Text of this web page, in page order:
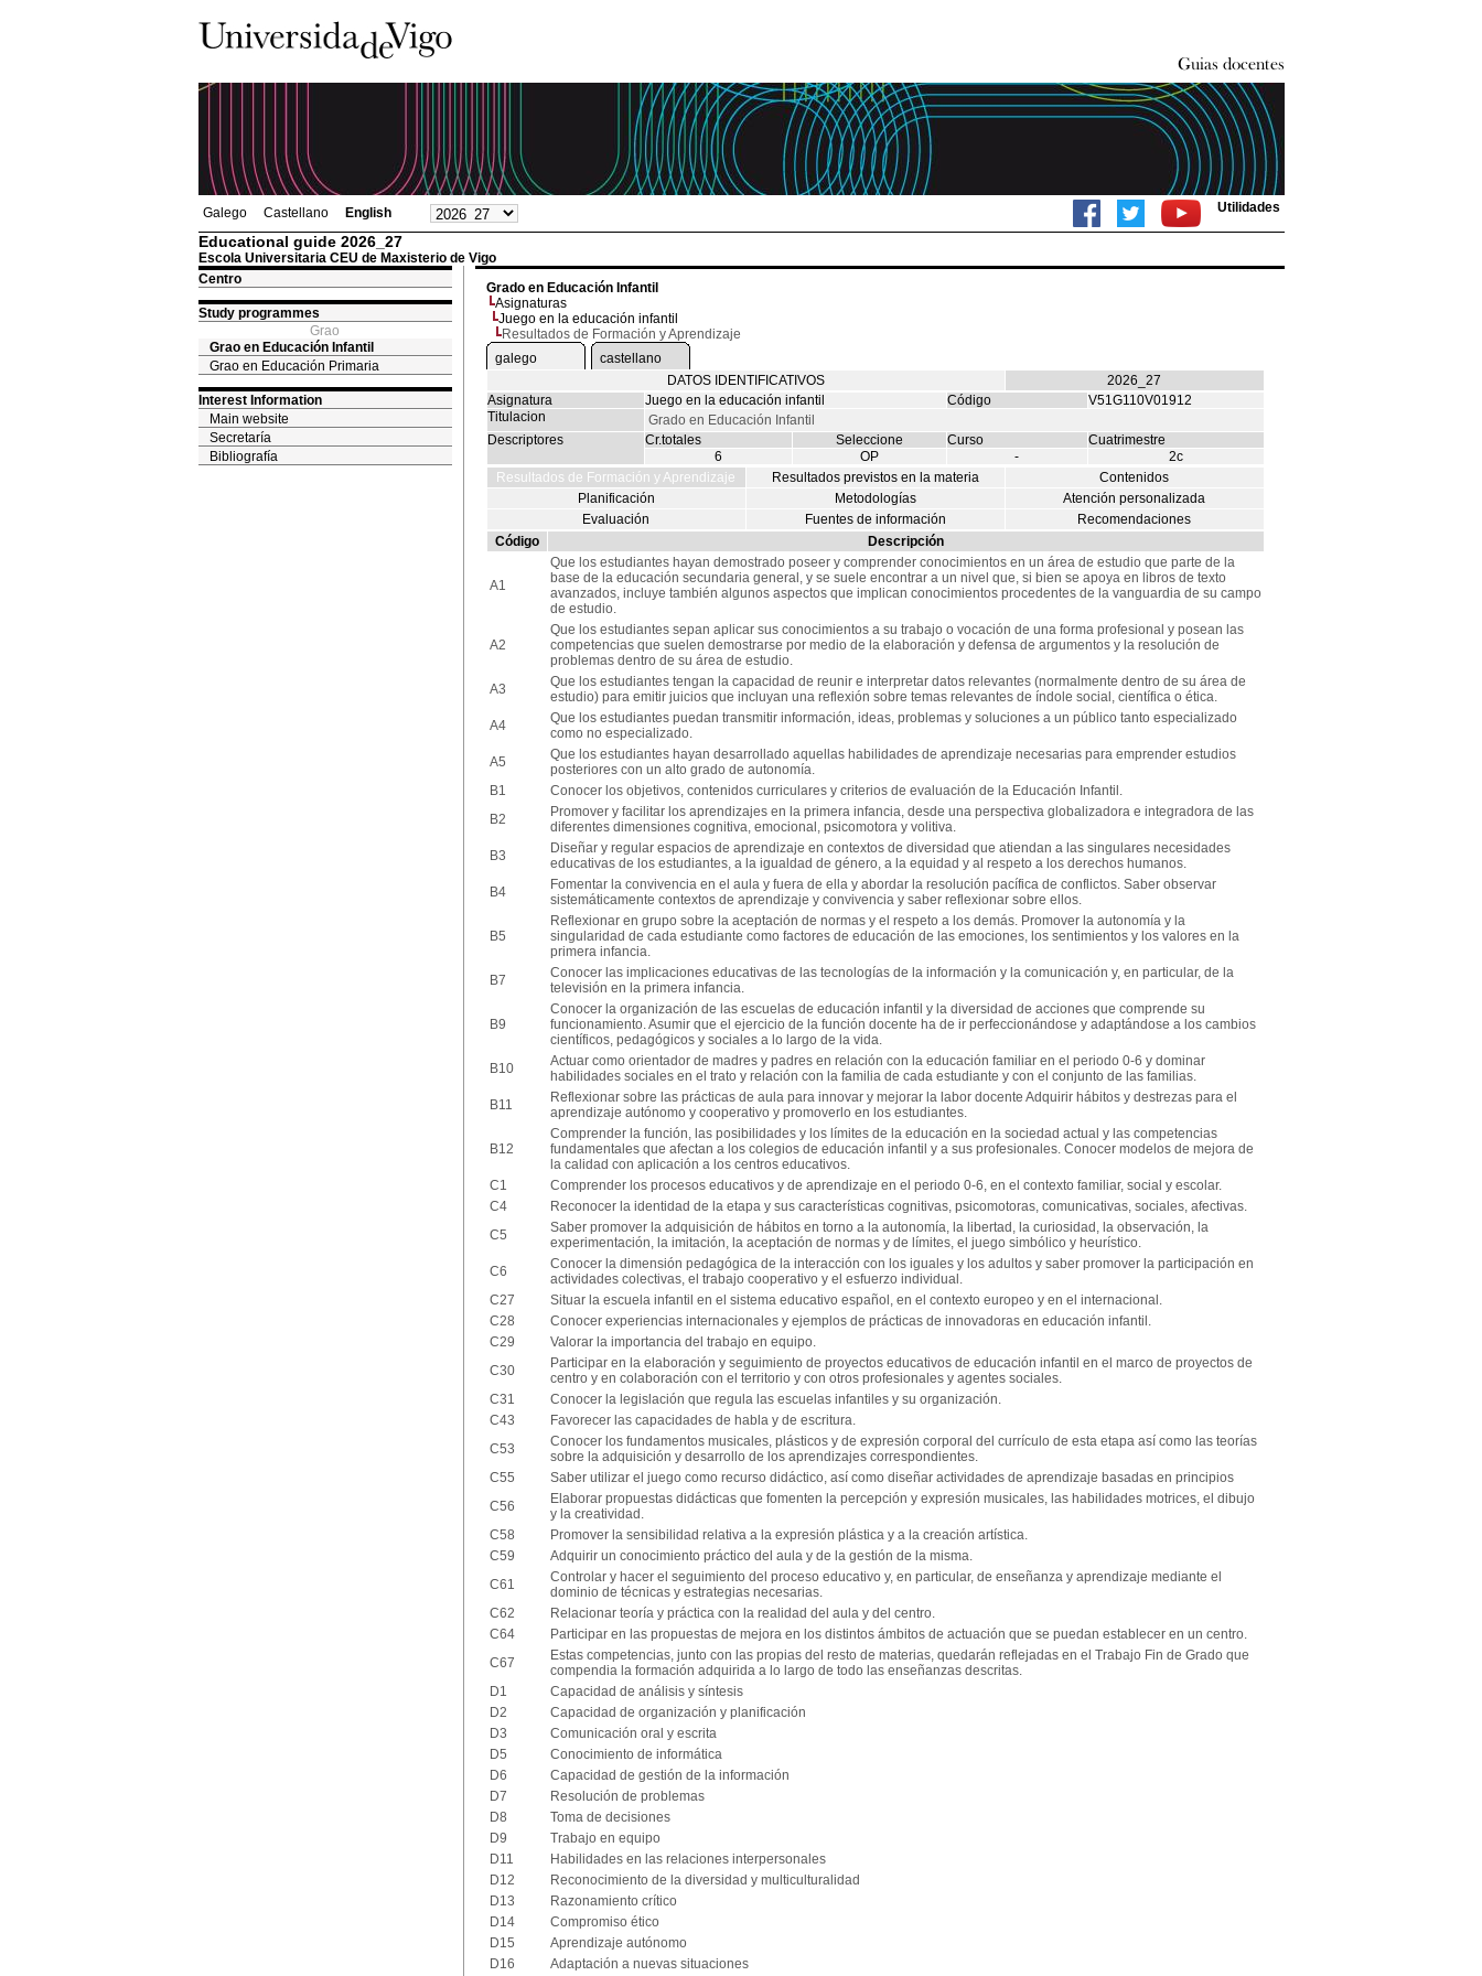
Galego Castellano English Utilidades
Educational guide 2026_27
Escola Universitaria CEU de Maxisterio de Vigo
Centro
Study programmes
Grao
Grao en Educación Infantil
Grao en Educación Primaria
Interest Information
Main website
Secretaría
Bibliografía
Grado en Educación Infantil
Asignaturas
Juego en la educación infantil
Resultados de Formación y Aprendizaje
galego
castellano
DATOS IDENTIFICATIVOS
2026_27
Asignatura
Juego en la educación infantil Código
V51G110V01912
Titulacion
Grado en Educación Infantil
Descriptores
Cr.totales Seleccione Curso
Cuatrimestre
6
OP -
2c
Resultados de Formación y Aprendizaje
Resultados previstos en la materia
Contenidos
Planificación
Metodologías
Atención personalizada
Evaluación
Fuentes de información
Recomendaciones
Código
Descripción
A1
Que los estudiantes hayan demostrado poseer y comprender conocimientos en un área de estudio que parte de la
base de la educación secundaria general, y se suele encontrar a un nivel que, si bien se apoya en libros de texto
avanzados, incluye también algunos aspectos que implican conocimientos procedentes de la vanguardia de su campo
de estudio.
A2
Que los estudiantes sepan aplicar sus conocimientos a su trabajo o vocación de una forma profesional y posean las
competencias que suelen demostrarse por medio de la elaboración y defensa de argumentos y la resolución de
problemas dentro de su área de estudio.
A3
Que los estudiantes tengan la capacidad de reunir e interpretar datos relevantes (normalmente dentro de su área de
estudio) para emitir juicios que incluyan una reflexión sobre temas relevantes de índole social, científica o ética.
A4
Que los estudiantes puedan transmitir información, ideas, problemas y soluciones a un público tanto especializado
como no especializado.
A5
Que los estudiantes hayan desarrollado aquellas habilidades de aprendizaje necesarias para emprender estudios
posteriores con un alto grado de autonomía.
B1
Conocer los objetivos, contenidos curriculares y criterios de evaluación de la Educación Infantil.
B2
Promover y facilitar los aprendizajes en la primera infancia, desde una perspectiva globalizadora e integradora de las
diferentes dimensiones cognitiva, emocional, psicomotora y volitiva.
B3
Diseñar y regular espacios de aprendizaje en contextos de diversidad que atiendan a las singulares necesidades
educativas de los estudiantes, a la igualdad de género, a la equidad y al respeto a los derechos humanos.
B4
Fomentar la convivencia en el aula y fuera de ella y abordar la resolución pacífica de conflictos. Saber observar
sistemáticamente contextos de aprendizaje y convivencia y saber reflexionar sobre ellos.
B5
Reflexionar en grupo sobre la aceptación de normas y el respeto a los demás. Promover la autonomía y la
singularidad de cada estudiante como factores de educación de las emociones, los sentimientos y los valores en la
primera infancia.
B7
Conocer las implicaciones educativas de las tecnologías de la información y la comunicación y, en particular, de la
televisión en la primera infancia.
B9
Conocer la organización de las escuelas de educación infantil y la diversidad de acciones que comprende su
funcionamiento. Asumir que el ejercicio de la función docente ha de ir perfeccionándose y adaptándose a los cambios
científicos, pedagógicos y sociales a lo largo de la vida.
B10
Actuar como orientador de madres y padres en relación con la educación familiar en el periodo 0-6 y dominar
habilidades sociales en el trato y relación con la familia de cada estudiante y con el conjunto de las familias.
B11
Reflexionar sobre las prácticas de aula para innovar y mejorar la labor docente Adquirir hábitos y destrezas para el
aprendizaje autónomo y cooperativo y promoverlo en los estudiantes.
B12
Comprender la función, las posibilidades y los límites de la educación en la sociedad actual y las competencias
fundamentales que afectan a los colegios de educación infantil y a sus profesionales. Conocer modelos de mejora de
la calidad con aplicación a los centros educativos.
C1
Comprender los procesos educativos y de aprendizaje en el periodo 0-6, en el contexto familiar, social y escolar.
C4
Reconocer la identidad de la etapa y sus características cognitivas, psicomotoras, comunicativas, sociales, afectivas.
C5
Saber promover la adquisición de hábitos en torno a la autonomía, la libertad, la curiosidad, la observación, la
experimentación, la imitación, la aceptación de normas y de límites, el juego simbólico y heurístico.
C6
Conocer la dimensión pedagógica de la interacción con los iguales y los adultos y saber promover la participación en
actividades colectivas, el trabajo cooperativo y el esfuerzo individual.
C27
Situar la escuela infantil en el sistema educativo español, en el contexto europeo y en el internacional.
C28
Conocer experiencias internacionales y ejemplos de prácticas de innovadoras en educación infantil.
C29
Valorar la importancia del trabajo en equipo.
C30
Participar en la elaboración y seguimiento de proyectos educativos de educación infantil en el marco de proyectos de
centro y en colaboración con el territorio y con otros profesionales y agentes sociales.
C31
Conocer la legislación que regula las escuelas infantiles y su organización.
C43
Favorecer las capacidades de habla y de escritura.
C53
Conocer los fundamentos musicales, plásticos y de expresión corporal del currículo de esta etapa así como las teorías
sobre la adquisición y desarrollo de los aprendizajes correspondientes.
C55
Saber utilizar el juego como recurso didáctico, así como diseñar actividades de aprendizaje basadas en principios
C56
Elaborar propuestas didácticas que fomenten la percepción y expresión musicales, las habilidades motrices, el dibujo
y la creatividad.
C58
Promover la sensibilidad relativa a la expresión plástica y a la creación artística.
C59
Adquirir un conocimiento práctico del aula y de la gestión de la misma.
C61
Controlar y hacer el seguimiento del proceso educativo y, en particular, de enseñanza y aprendizaje mediante el
dominio de técnicas y estrategias necesarias.
C62
Relacionar teoría y práctica con la realidad del aula y del centro.
C64
Participar en las propuestas de mejora en los distintos ámbitos de actuación que se puedan establecer en un centro.
C67
Estas competencias, junto con las propias del resto de materias, quedarán reflejadas en el Trabajo Fin de Grado que
compendia la formación adquirida a lo largo de todo las enseñanzas descritas.
D1
Capacidad de análisis y síntesis
D2
Capacidad de organización y planificación
D3
Comunicación oral y escrita
D5
Conocimiento de informática
D6
Capacidad de gestión de la información
D7
Resolución de problemas
D8
Toma de decisiones
D9
Trabajo en equipo
D11
Habilidades en las relaciones interpersonales
D12
Reconocimiento de la diversidad y multiculturalidad
D13
Razonamiento crítico
D14
Compromiso ético
D15
Aprendizaje autónomo
D16
Adaptación a nuevas situaciones